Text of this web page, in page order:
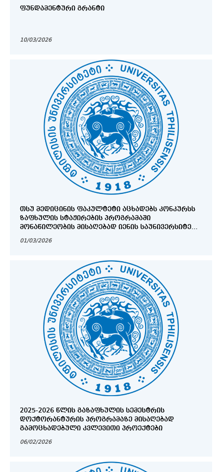
ᲤᲣᲜᲓᲐᲛᲔᲜᲢᲣᲠᲘ ᲒᲠᲐᲜᲢᲘ
10/03/2026
ᲗᲡᲣ ᲛᲔᲓᲘᲪᲘᲜᲘᲡ ᲤᲐᲙᲣᲚᲢᲔᲢᲘ ᲐᲪᲮᲐᲓᲔᲑᲡ ᲙᲝᲜᲙᲣᲠᲡᲡ
ᲖᲐᲤᲮᲣᲚᲘᲡ ᲡᲢᲐᲟᲘᲠᲔᲑᲘᲡ ᲞᲠᲝᲒᲠᲐᲛᲐᲨᲘ
ᲛᲝᲜᲐᲬᲘᲚᲔᲝᲑᲘᲡ ᲛᲘᲡᲐᲦᲔᲑᲐᲓ ᲘᲔᲜᲘᲡ ᲡᲐᲣᲜᲘᲕᲔᲠᲡᲘᲢᲔᲢᲝ
01/03/2026
2025-2026 ᲬᲚᲘᲡ ᲒᲐᲖᲐᲤᲮᲣᲚᲘᲡ ᲡᲔᲛᲔᲡᲢᲠᲘᲡ
ᲓᲝᲥᲢᲝᲠᲐᲜᲢᲣᲠᲘᲡ ᲞᲠᲝᲒᲠᲐᲛᲐᲖᲔ ᲛᲘᲡᲐᲦᲔᲑᲐᲓ
ᲒᲐᲛᲝᲪᲮᲐᲓᲔᲑᲣᲚᲘ ᲙᲕᲚᲔᲕᲘᲗᲘ ᲞᲠᲝᲔᲥᲢᲔᲑᲘ
06/02/2026